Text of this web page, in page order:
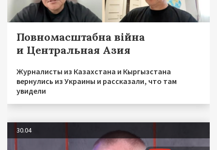
Повномасштабна війна
и Центральная Азия
Журналисты из Казахстана и Кыргызстана
вернулись из Украины и рассказали, что там
увидели
30.04